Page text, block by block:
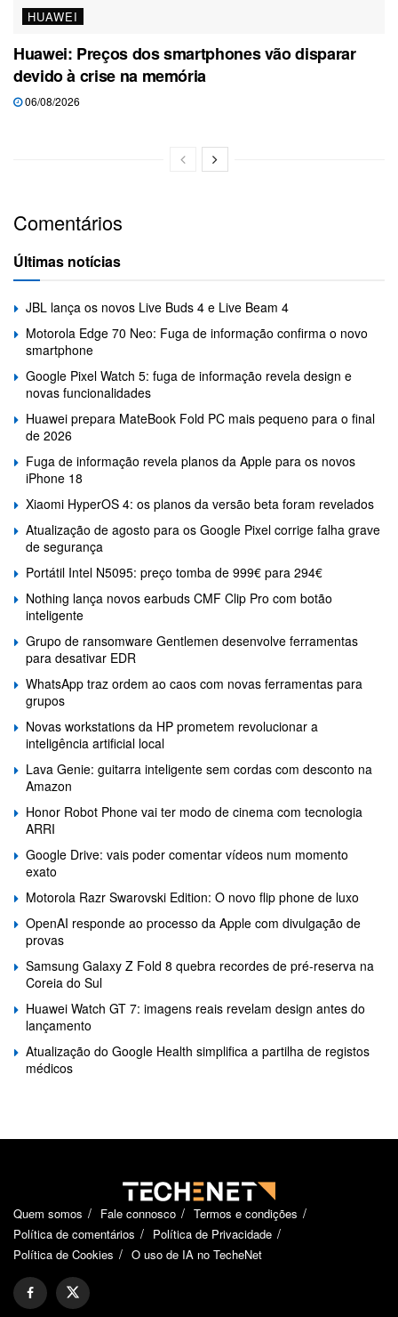
HUAWEI
Huawei: Preços dos smartphones vão disparar
devido à crise na memória
06/08/2026
Comentários
Últimas notícias
JBL lança os novos Live Buds 4 e Live Beam 4
Motorola Edge 70 Neo: Fuga de informação confirma o novo
smartphone
Google Pixel Watch 5: fuga de informação revela design e
novas funcionalidades
Huawei prepara MateBook Fold PC mais pequeno para o final
de 2026
Fuga de informação revela planos da Apple para os novos
iPhone 18
Xiaomi HyperOS 4: os planos da versão beta foram revelados
Atualização de agosto para os Google Pixel corrige falha grave
de segurança
Portátil Intel N5095: preço tomba de 999€ para 294€
Nothing lança novos earbuds CMF Clip Pro com botão
inteligente
Grupo de ransomware Gentlemen desenvolve ferramentas
para desativar EDR
WhatsApp traz ordem ao caos com novas ferramentas para
grupos
Novas workstations da HP prometem revolucionar a
inteligência artificial local
Lava Genie: guitarra inteligente sem cordas com desconto na
Amazon
Honor Robot Phone vai ter modo de cinema com tecnologia
ARRI
Google Drive: vais poder comentar vídeos num momento
exato
Motorola Razr Swarovski Edition: O novo flip phone de luxo
OpenAI responde ao processo da Apple com divulgação de
provas
Samsung Galaxy Z Fold 8 quebra recordes de pré-reserva na
Coreia do Sul
Huawei Watch GT 7: imagens reais revelam design antes do
lançamento
Atualização do Google Health simplifica a partilha de registos
médicos
Quem somos Fale connosco
Termos e condições
Política de comentários
Política de Privacidade
Política de Cookies
O uso de IA no TecheNet